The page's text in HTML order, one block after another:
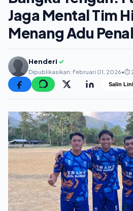
Jaga Mental Tim
Menang Adu
Henderi ✓
Dipublikasikan: Februari 01, 2026•⏱️
Salin